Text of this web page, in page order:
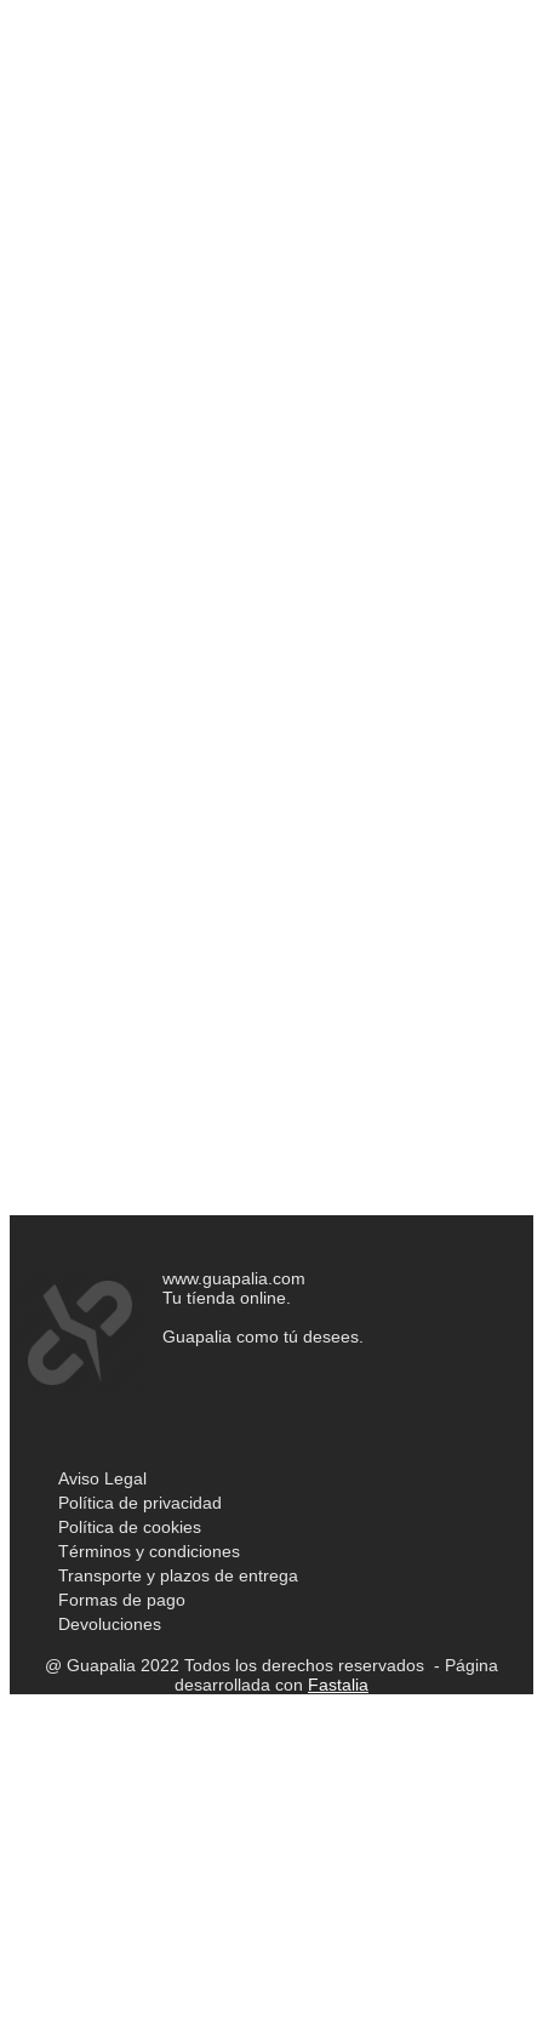
www.guapalia.com
Tu tíenda online.
Guapalia como tú desees.
Aviso Legal
Política de privacidad
Política de cookies
Términos y condiciones
Transporte y plazos de entrega
Formas de pago
Devoluciones
@ Guapalia 2022 Todos los derechos reservados - Página
desarrollada con Fastalia